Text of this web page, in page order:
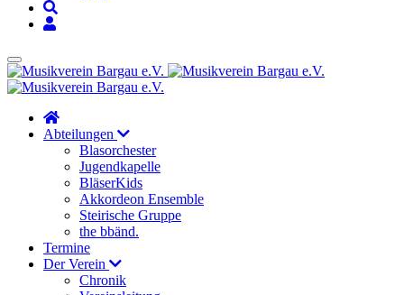
Abteilungen
Blasorchester
Jugendkapelle
BläserKids
Akkordeon Ensemble
Steirische Gruppe
the bbänd.
Termine
Der Verein
Chronik